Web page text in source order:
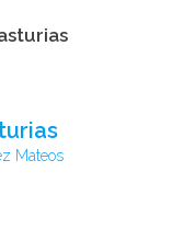
Mateos